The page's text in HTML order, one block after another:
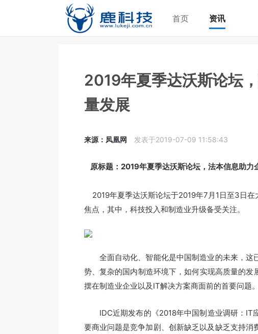
首页 资讯
2019年夏季达沃斯论坛
量发展
来源：凤凰网 发表于2019-07-09 11:58:43
原标题：2019年夏季达沃斯论坛，法本信息助力
2019年夏季达沃斯论坛于2019年7月1日至3日在
焦点，其中，科技投入和制造业升级备受关注。
全面自动化、智能化是中国制造业的未来，这
势、复杂的国内制造环境下，如何实现高质量的
摆在制造业企业以及IT解决方案商面前的首要问题。
IDC近期发布的《2018年中国制造业调研：IT
要商业问题是竞争加剧、创新缺乏以及缺乏支持